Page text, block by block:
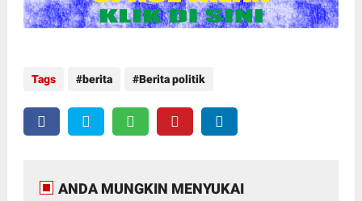
Tags berita Berita politik
ANDA MUNGKIN MENYUKAI